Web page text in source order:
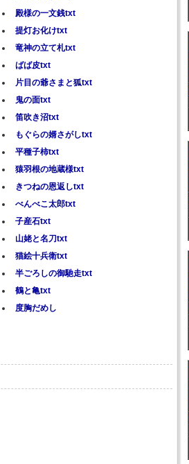
殿様の一文銭txt
提灯お化けtxt
竜神の立て札txt
ばば皮txt
片目の爺さまと狐txt
鬼の面txt
笛吹き沼txt
もぐらの婿さがしtxt
平種子柿txt
猿羽根の地蔵様txt
きつねの恩返しtxt
べんべこ太郎txt
子産石txt
山姥と名刀txt
猫絵十兵衛txt
半ごろしの御馳走txt
鶴と亀txt
度胸だめし